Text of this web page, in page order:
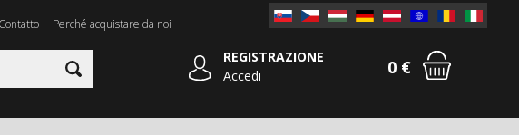
Contatto Perché acquistare da noi
REGISTRAZIONE
Accedi
0 €